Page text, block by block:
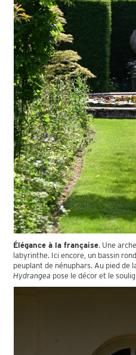
Élégance à la française. Une
labyrinthe. Ici encore, un bassin
peuplant de nénuphars. Au pied de
Hydrangea pose le décor et le